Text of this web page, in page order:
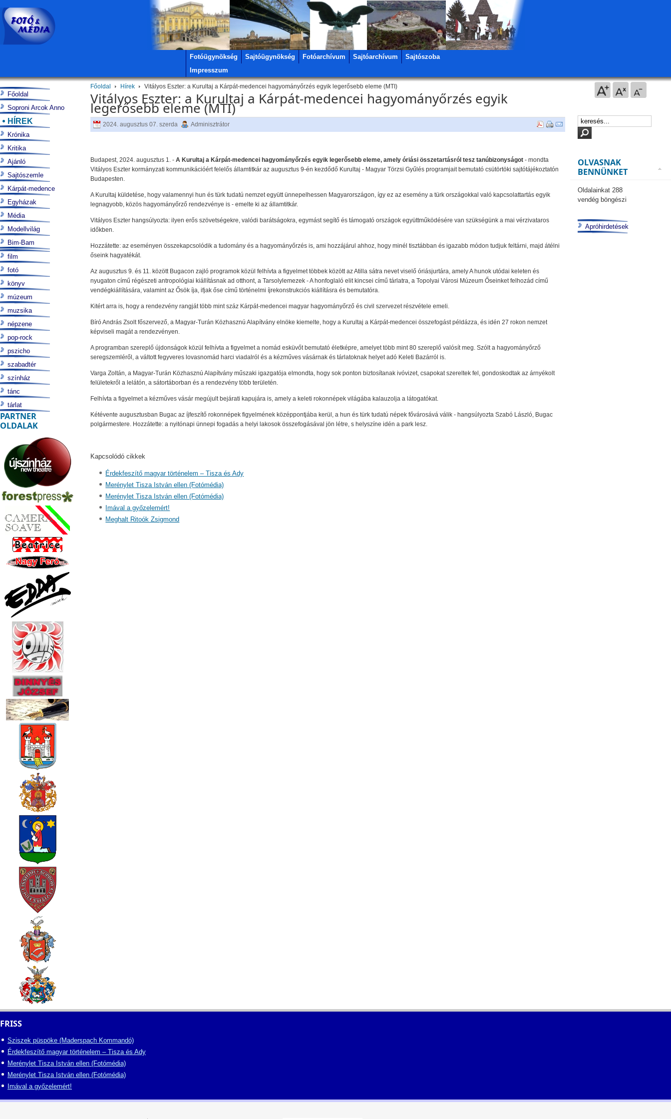
Fotóügynökség Sajtóügynökség Fotóarchívum Sajtóarchívum
Sajtószoba
Impresszum
Főoldal Hírek Vitályos Eszter: a Kurultaj a Kárpát-medencei hagyományőrzés egyik legerősebb eleme (MTI)
Vitályos Eszter: a Kurultaj a Kárpát-medencei hagyományőrzés egyik
legerősebb eleme (MTI)
2024. augusztus 07. szerda Adminisztrátor
Budapest, 2024. augusztus 1. - A Kurultaj a Kárpát-medencei hagyományőrzés egyik legerősebb eleme, amely óriási összetartásról tesz tanúbizonyságot - mondta
Vitályos Eszter kormányzati kommunikációért felelős államtitkár az augusztus 9-én kezdődő Kurultaj - Magyar Törzsi Gyűlés programjait bemutató csütörtöki sajtótájékoztatón
Budapesten.
A Kurultaj küldetése, hogy valamennyi hun és türk tudatú nemzet együtt ünnepelhessen Magyarországon, így ez az esemény a türk országokkal való kapcsolattartás egyik
legnagyobb, közös hagyományőrző rendezvénye is - emelte ki az államtitkár.
Vitályos Eszter hangsúlyozta: ilyen erős szövetségekre, valódi barátságokra, egymást segítő és támogató országok együttműködésére van szükségünk a mai vérzivataros
időkben.
Hozzátette: az eseményen összekapcsolódik a tudomány és a hagyományőrzés is, ami hozzájárul ahhoz, hogy minél tisztábban és igazabb módon tudjuk feltárni, majd átélni
őseink hagyatékát.
Az augusztus 9. és 11. között Bugacon zajló programok közül felhívta a figyelmet többek között az Atilla sátra nevet viselő óriásjurtára, amely A hunok utódai keleten és
nyugaton című régészeti antropológiai kiállításnak ad otthont, a Tarsolylemezek - A honfoglaló elit kincsei című tárlatra, a Topolyai Városi Múzeum Őseinket felhozád című
vendégkiállítására, valamint az Ősök íja, ifjak őse című történelmi íjrekonstrukciós kiállításra és bemutatóra.
Kitért arra is, hogy a rendezvény rangját több mint száz Kárpát-medencei magyar hagyományőrző és civil szervezet részvétele emeli.
Bíró András Zsolt főszervező, a Magyar-Turán Közhasznú Alapítvány elnöke kiemelte, hogy a Kurultaj a Kárpát-medencei összefogást példázza, és idén 27 rokon nemzet
képviseli magát a rendezvényen.
A programban szereplő újdonságok közül felhívta a figyelmet a nomád esküvőt bemutató életképre, amelyet több mint 80 szereplő valósít meg. Szólt a hagyományőrző
seregszemléről, a váltott fegyveres lovasnomád harci viadalról és a kézműves vásárnak és tárlatoknak helyet adó Keleti Bazárról is.
Varga Zoltán, a Magyar-Turán Közhasznú Alapítvány műszaki igazgatója elmondta, hogy sok ponton biztosítanak ivóvizet, csapokat szereltek fel, gondoskodtak az árnyékolt
felületekről a lelátón, a sátortáborban és a rendezvény több területén.
Felhívta a figyelmet a kézműves vásár megújult bejárati kapujára is, amely a keleti rokonnépek világába kalauzolja a látogatókat.
Kétévente augusztusban Bugac az íjfeszítő rokonnépek figyelmének középpontjába kerül, a hun és türk tudatú népek fővárosává válik - hangsúlyozta Szabó László, Bugac
polgármestere. Hozzátette: a nyitónapi ünnepi fogadás a helyi lakosok összefogásával jön létre, s helyszíne idén a park lesz.
Kapcsolódó cikkek
Érdekfeszítő magyar történelem – Tisza és Ady
Merénylet Tisza István ellen (Fotómédia)
Merénylet Tisza István ellen (Fotómédia)
Imával a győzelemért!
Meghalt Ritoók Zsigmond
Főoldal
Soproni Arcok Anno
HÍREK
Krónika
Kritika
Ajánló
Sajtószemle
Kárpát-medence
Egyházak
Média
Modellvilág
Bim-Bam
film
fotó
könyv
múzeum
muzsika
népzene
pop-rock
pszicho
szabadtér
színház
tánc
tárlat
PARTNER
OLDALAK
OLVASNAK
BENNÜNKET
Oldalainkat 288
vendég böngészi
Apróhirdetések
FRISS
Sziszek püspöke (Maderspach Kommandó)
Érdekfeszítő magyar történelem – Tisza és Ady
Merénylet Tisza István ellen (Fotómédia)
Merénylet Tisza István ellen (Fotómédia)
Imával a győzelemért!